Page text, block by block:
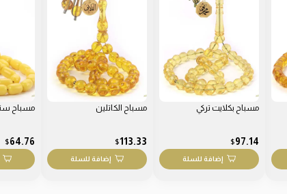
مسباح بكلايت تركي
97.14
$
إضافة للسلة
مسباح الكاتلين
113.33
$
إضافة للسلة
مسباح
64.76
$